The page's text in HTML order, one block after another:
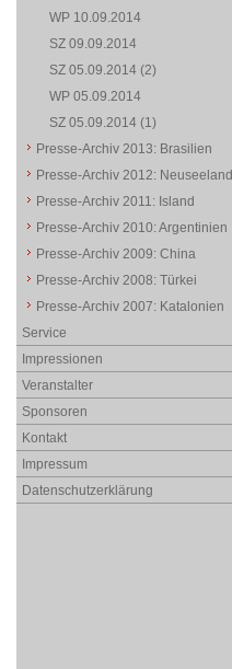
WP 10.09.2014
SZ 09.09.2014
SZ 05.09.2014 (2)
WP 05.09.2014
SZ 05.09.2014 (1)
Presse-Archiv 2013: Brasilien
Presse-Archiv 2012: Neuseeland
Presse-Archiv 2011: Island
Presse-Archiv 2010: Argentinien
Presse-Archiv 2009: China
Presse-Archiv 2008: Türkei
Presse-Archiv 2007: Katalonien
Service
Impressionen
Veranstalter
Sponsoren
Kontakt
Impressum
Datenschutzerklärung